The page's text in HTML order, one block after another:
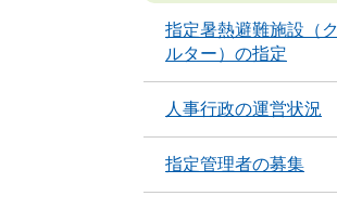
指定暑熱避難施設（
ルター）の指定
人事行政の運営状況
指定管理者の募集